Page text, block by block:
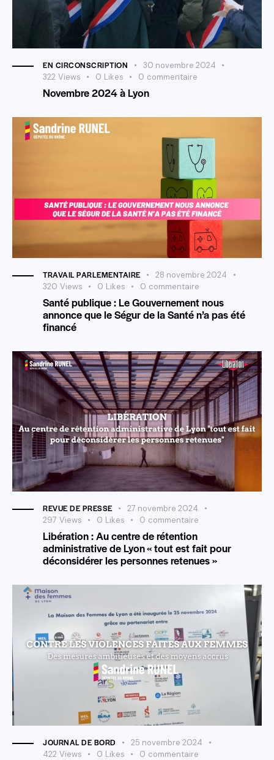
EN CIRCONSCRIPTION
30 novembre 2024
322 Views 0 Likes 0 commentaire
Novembre 2024 à Lyon
TRAVAIL PARLEMENTAIRE
28 novembre 2024
320 Views 0 Likes 0 commentaire
Santé publique : Le Gouvernement nous
annonce que le Ségur de la Santé n’a pas été
financé
REVUE DE PRESSE
27 novembre 2024
297 Views 0 Likes 0 commentaire
Libération : Au centre de rétention
administrative de Lyon « tout est fait pour
déconsidérer les personnes retenues »
JOURNAL DE BORD
25 novembre 2024
422 Views 0 Likes 0 commentaire